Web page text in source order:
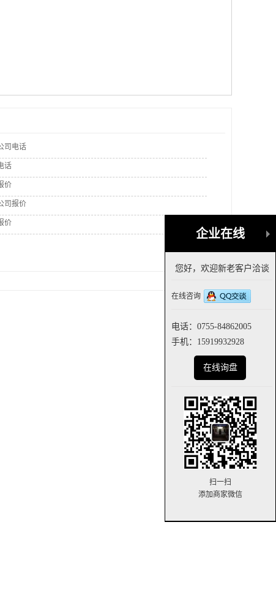
司电话
话
价
司报价
价
企业在线
您好，欢迎新老客户洽谈
在线咨询
电话：0755-84862005
手机：15919932928
在线询盘
扫一扫
添加商家微信